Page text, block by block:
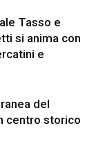
Tasso e
si anima con
e
del
centro storico